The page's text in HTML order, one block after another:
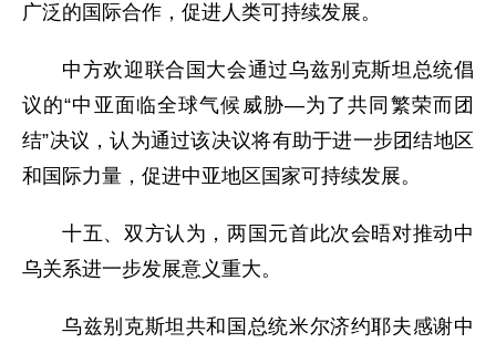
广泛的国际合作，促进人类可持续发展。
中方欢迎联合国大会通过乌兹别克斯坦总统倡
议的“中亚面临全球气候威胁—为了共同繁荣而团
结”决议，认为通过该决议将有助于进一步团结地区
和国际力量，促进中亚地区国家可持续发展。
十五、双方认为，两国元首此次会晤对推动中
乌关系进一步发展意义重大。
乌兹别克斯坦共和国总统米尔济约耶夫感谢中